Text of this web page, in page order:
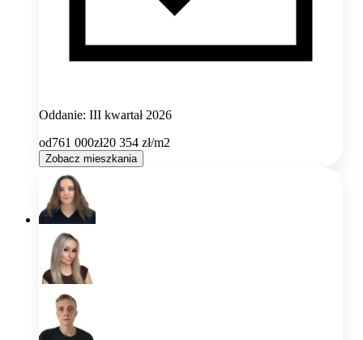
Oddanie: III kwartał 2026
od761 000zł20 354 zł/m2
Zobacz mieszkania